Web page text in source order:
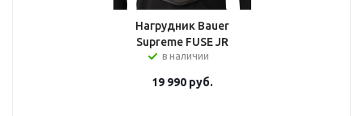
Нагрудник Bauer
Supreme FUSE JR
в наличии
19 990руб.